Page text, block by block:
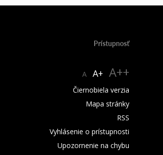
Prístupnosť
A A+ A++
Čiernobiela verzia
Mapa stránky
RSS
Vyhlásenie o prístupnosti
Upozornenie na chybu